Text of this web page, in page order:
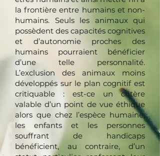
la frontière entre humains et non-
humains. Seuls les animaux qui
possèdent des capacités cognitives
et d’autonomie proches des
humains pourraient bénéficier
d’une telle personnalité.
L’exclusion des animaux moins
développés sur le plan cognitif est
critiquable : est-ce un critère
valable d’un point de vue éthique
alors que chez l’espèce humaine,
les enfants et les personnes
souffrant de handicaps
bénéficient, au contraire, d’un